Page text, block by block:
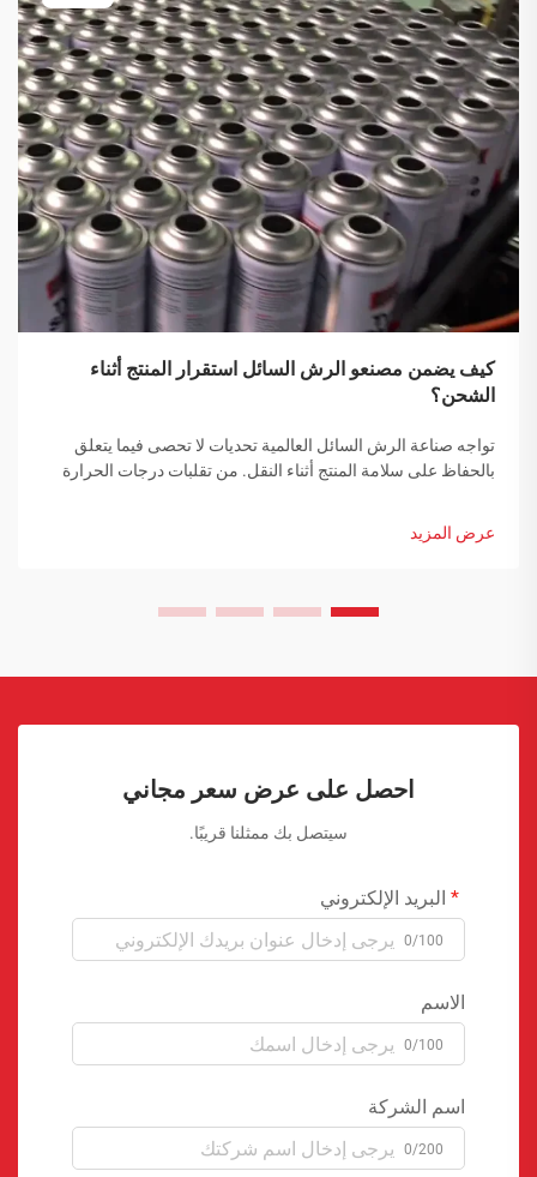
كيف يضمن مصنعو الرش السائل استقرار المنتج أثناء
الشحن؟
تواجه صناعة الرش السائل العالمية تحديات لا تحصى فيما يتعلق
بالحفاظ على سلامة المنتج أثناء النقل. من تقلبات درجات الحرارة
عرض المزيد
احصل على عرض سعر مجاني
سيتصل بك ممثلنا قريبًا.
البريد الإلكتروني
0/100
الاسم
0/100
اسم الشركة
0/200